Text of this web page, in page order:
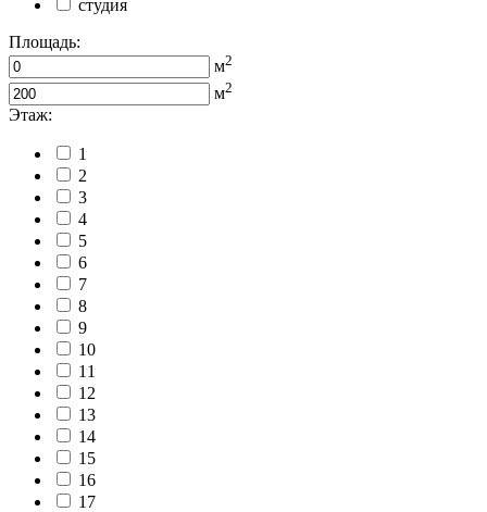
студия
Площадь:
м2
м2
Этаж:
1
2
3
4
5
6
7
8
9
10
11
12
13
14
15
16
17